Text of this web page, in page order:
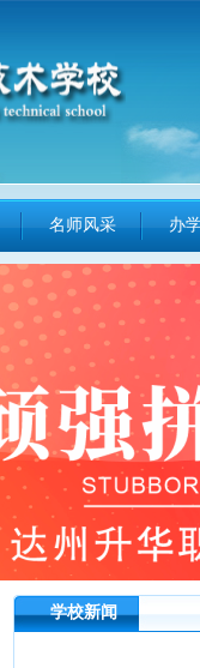
名师风采 办
学校新闻